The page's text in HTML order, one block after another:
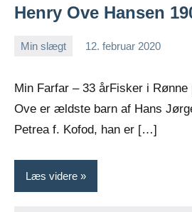
Henry Ove Hansen
Min slægt 12. februar 2020
Min Farfar – 33 årFisker i
Ove er ældste barn af Hans
Petrea f. Kofod, han er […]
Læs videre